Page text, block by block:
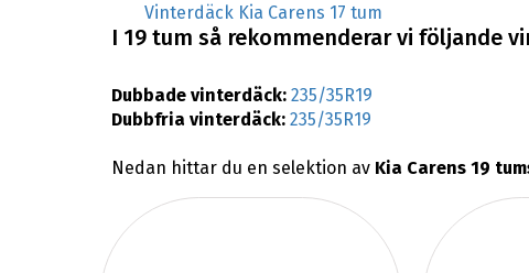
Vinterdäck Kia Carens 17 tum
I 19 tum så rekommenderar vi följande
Dubbade vinterdäck: 235/35R19
Dubbfria vinterdäck: 235/35R19
Nedan hittar du en selektion av Kia Carens 19